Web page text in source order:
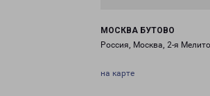
МОСКВА БУТОВО
Россия, Москва, 2-я
на карте